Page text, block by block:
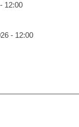
12:00
- 12:00